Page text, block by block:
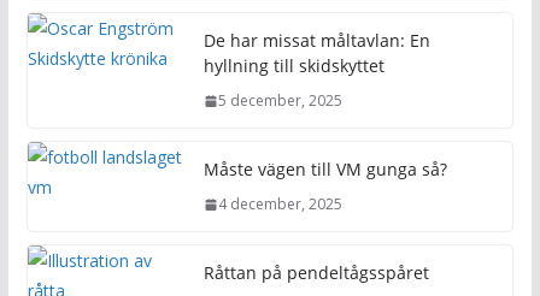
De har missat måltavlan: En
hyllning till skidskyttet
5 december, 2025
Måste vägen till VM gunga så?
4 december, 2025
Råttan på pendeltågsspåret